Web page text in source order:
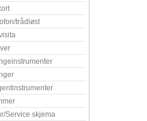
trådløst
Service skjema